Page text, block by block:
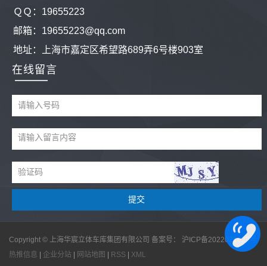
ＱＱ： 19655223
邮箱：19655223@qq.com
地址：
上海市嘉定区希望路689弄6号楼903室
在线留言
Copyright © 上海华宸立体车库集团有限公司 备案号： 沪ICP备2022021629号
热推信息 | 企业分站 | 网站地图 | RSS | XML